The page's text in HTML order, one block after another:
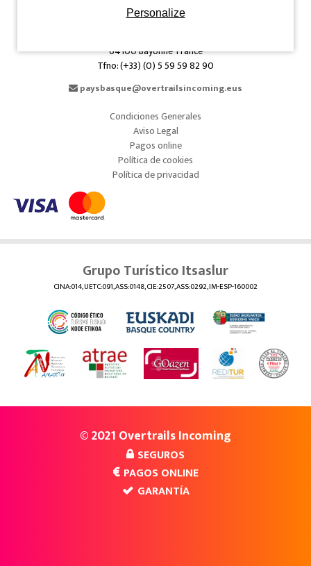
País Vasco Francés
64100 Bayonne-France
Tfno: (+33) (0) 5 59 59 82 90
paysbasque@overtrailsincoming.eus
Condiciones Generales
Aviso Legal
Pagos online
Política de cookies
Política de privacidad
Grupo Turístico Itsaslur
CINA:014, UETC:091, ASS:0148, CIE:2507, ASS:0292, IM-ESP-160002
© 2021 Overtrails Incoming
SEGUROS
PAGOS ONLINE
GARANTÍA
Personalize